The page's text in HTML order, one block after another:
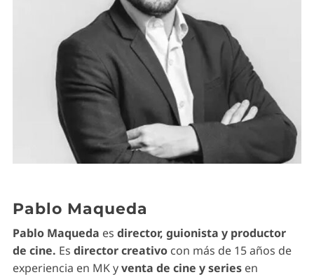
Pablo Maqueda
Pablo Maqueda es director, guionista y productor
de cine. Es directorcreativocon más de 15 años de
experiencia en MK yventa de cine y seriesen